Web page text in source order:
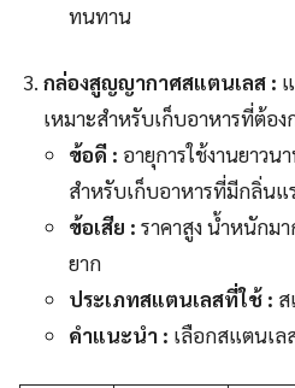
ทนทาน
กล่องสูญญากาศสแตนเลส :
เหมาะสำหรับเก็บอาหารที่ต้อง
ข้อดี : อายุการใช้งานยาวน
สำหรับเก็บอาหารที่มีกลิ่นแ
ข้อเสีย : ราคาสูง น้ำหนักม
ยาก
ประเภทสแตนเลสที่ใช้ : ส
คำแนะนำ : เลือกสแตนเ